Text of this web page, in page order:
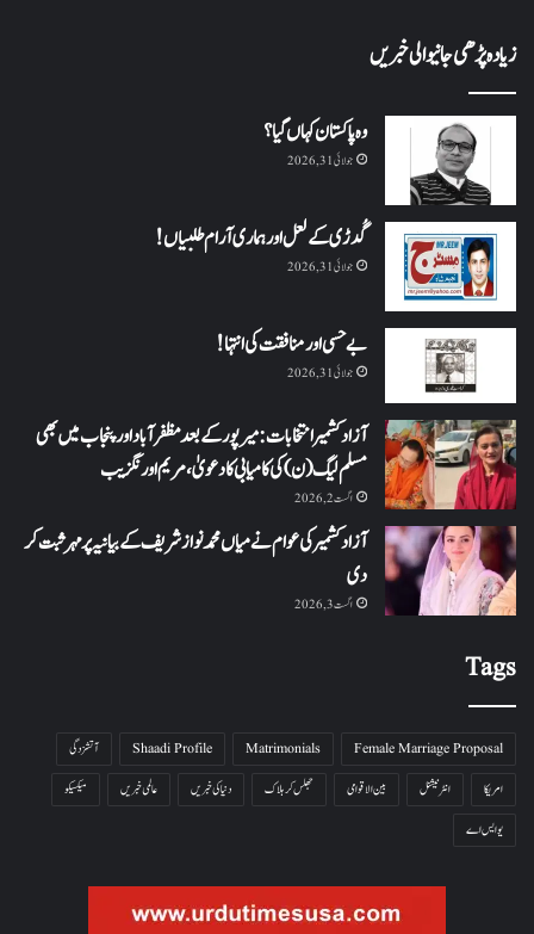
زیادہ پڑھی جانیوالی خبریں
وہ پاکستان کہاں گیا؟
جولائی 31, 2026
گُدڑی کے لعل اور ہماری آرام طلبیاں!
جولائی 31, 2026
بے حسی اور منافقت کی انتہا !
جولائی 31, 2026
آزاد کشمیر انتخابات: میرپور کے بعد مظفرآباد اور پنجاب میں بھی
مسلم لیگ (ن) کی کامیابی کا دعویٰ، مریم اورنگزیب
اگست 2, 2026
آزاد کشمیر کی عوام نے میاں محمد نواز شریف کے بیانیہ پر مہر ثبت کر
دی
اگست 3, 2026
Tags
Female Marriage Proposal
Matrimonials
Shaadi Profile
آتشزدگی
امریکا
انٹرنیشنل بین الاقوامی جھلس کر ہلاک دنیا کی خبریں عالمی خبریں
میکسیکو
یو ایس اے